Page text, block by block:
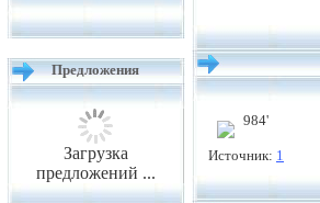
Предложения
Загрузка
предложений ...
984'
Источник: 1